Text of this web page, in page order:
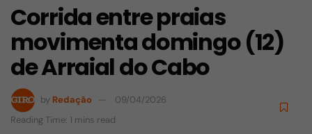
Corrida entre praias
movimenta domingo (12)
de Arraial do Cabo
by Redação
09/04/2026
Reading Time: 1 mins read